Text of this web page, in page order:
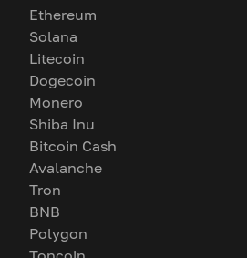
Ethereum
Solana
Litecoin
Dogecoin
Monero
Shiba Inu
Bitcoin Cash
Avalanche
Tron
BNB
Polygon